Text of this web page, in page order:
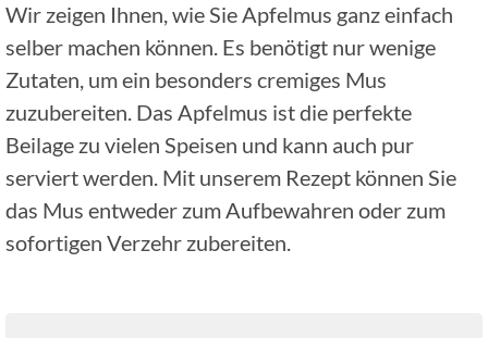
Wir zeigen Ihnen, wie Sie Apfelmus ganz einfach
selber machen können. Es benötigt nur wenige
Zutaten, um ein besonders cremiges Mus
zuzubereiten. Das Apfelmus ist die perfekte
Beilage zu vielen Speisen und kann auch pur
serviert werden. Mit unserem Rezept können Sie
das Mus entweder zum Aufbewahren oder zum
sofortigen Verzehr zubereiten.